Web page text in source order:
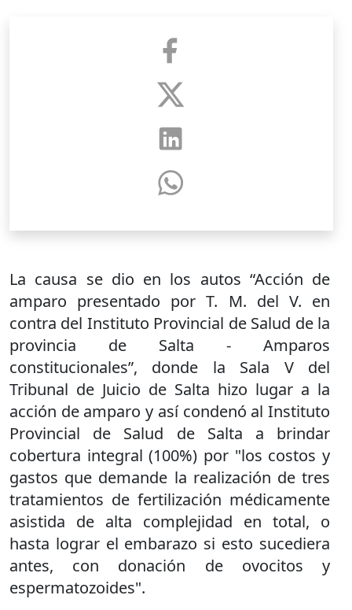
La causa se dio en los autos “Acción de
amparo presentado por T. M. del V. en
contra del Instituto Provincial de Salud de la
provincia de Salta - Amparos
constitucionales”, donde la Sala V del
Tribunal de Juicio de Salta hizo lugar a la
acción de amparo y así condenó al Instituto
Provincial de Salud de Salta a brindar
cobertura integral (100%) por "los costos y
gastos que demande la realización de tres
tratamientos de fertilización médicamente
asistida de alta complejidad en total, o
hasta lograr el embarazo si esto sucediera
antes, con donación de ovocitos y
espermatozoides".